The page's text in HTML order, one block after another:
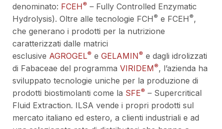
denominato: FCEH® – Fully Controlled Enzymatic
Hydrolysis). Oltre alle tecnologie FCH ® e FCEH ®,
che generano i prodotti per la nutrizione
caratterizzati dalle matrici
esclusive AGROGEL® e GELAMIN® e dagli idrolizzati
di Fabaceae del programma VIRIDEM®, l’azienda ha
sviluppato tecnologie uniche per la produzione di
prodotti biostimolanti come la SFE® – Supercritical
Fluid Extraction. ILSA vende i propri prodotti sul
mercato italiano ed estero, a clienti industriali e ad